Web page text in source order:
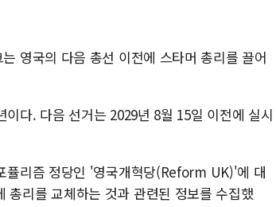
영국의 다음 총선 이전에 스타머 총리를 끌어
다. 다음 선거는 2029년 8월 15일 이전에 실시
퓰리즘 정당인 '영국개혁당(Reform UK)'에 대
총리를 교체하는 것과 관련된 정보를 수집했